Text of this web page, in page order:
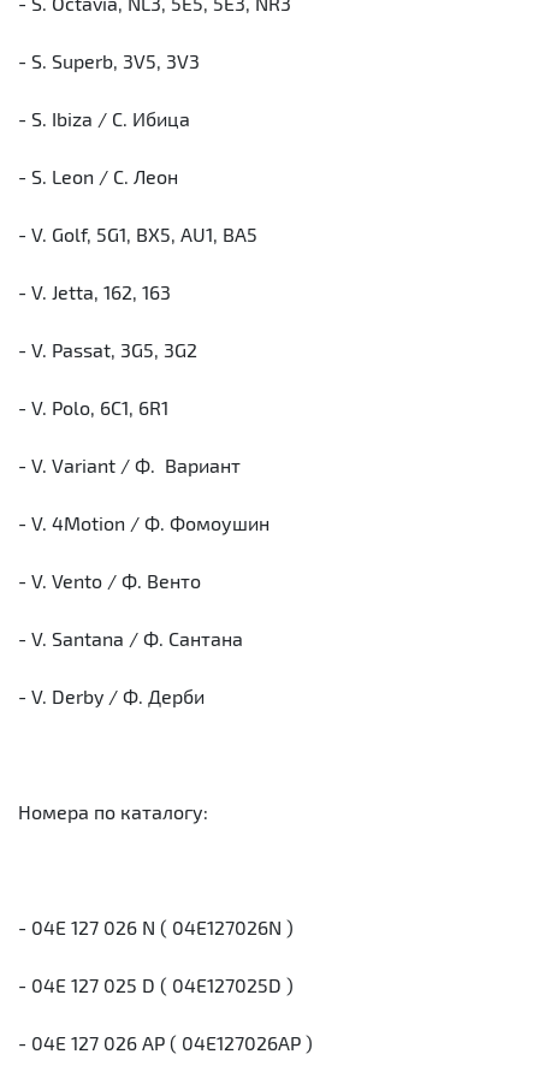
- S. Superb, 3V5, 3V3
- S. Ibiza / С. Ибица
- S. Leon / С. Леон
- V. Golf, 5G1, BX5, AU1, BA5
- V. Jetta, 162, 163
- V. Passat, 3G5, 3G2
- V. Polo, 6C1, 6R1
- V. Variant / Ф. Вариант
- V. 4Motion / Ф. Фомоушин
- V. Vento / Ф. Венто
- V. Santana / Ф. Сантана
- V. Derby / Ф. Дерби
Номера по каталогу:
- 04E 127 026 N ( 04E127026N )
- 04E 127 025 D ( 04E127025D )
- 04E 127 026 AP ( 04E127026AP )